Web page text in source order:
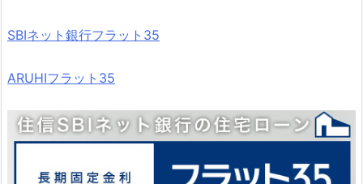
SBIネット銀行フラット35
ARUHIフラット35